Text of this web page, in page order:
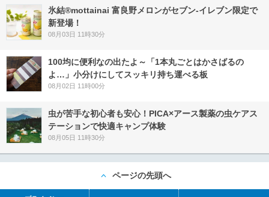
氷結®mottainai 富良野メロンがセブン‐イレブン限定で
新登場！
08月03日 11時30分
100均に便利なの出たよ～「1本丸ごとはかさばるの
よ…」小分けにしてスッキリ持ち運べる板
08月02日 11時00分
虫が苦手な初心者も安心！PICA×アース製薬の虫ケアス
テーションで快適キャンプ体験
08月05日 11時30分
ページの先頭へ